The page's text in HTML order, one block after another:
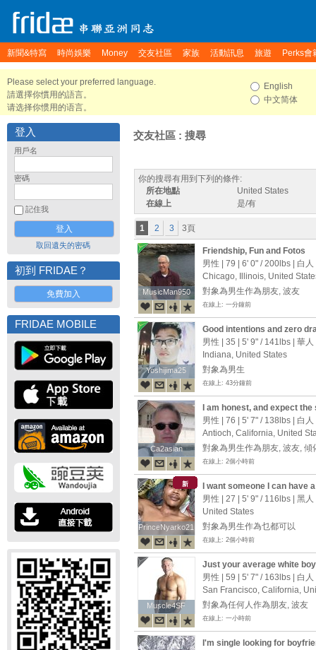
新聞&特寫 時尚娛樂 Money 交友社區 家族 活動訊息 旅遊 Perks會
Please select your preferred language.
請選擇你慣用的語言。
请选择你惯用的语言。
English
中文简体
登入
用戶名
密碼
記住我
取回遺失的密碼
初到 FRIDAE？
免費加入
FRIDAE MOBILE
交友社區 : 搜尋
你的搜尋有用到下列的條件:
所在地點
United States
在線上
是/有
1 2 3 3頁
MusicMan950
MusicMan950
Friendship, Fun and Fotos
男性 | 79 | 6' 0" /200lbs | 白人
Chicago, Illinois, United
對象為男生作為朋友, 波友
在線上: 一分鐘前
Yoshijima25
Yoshijima25
Good intentions and zero
男性 | 35 | 5' 9" / 141lbs | 華人
Indiana, United States
對象為男生
在線上: 43分鐘前
Ca2asian
Ca2asian
I am honest, and expect
男性 | 76 | 5' 7" / 138lbs | 白人
Antioch, California, United
對象為男生作為朋友, 波友, 傾
在線上: 2個小時前
PrinceNyarko21
PrinceNyarko21
新
I want someone I can have
send me a message and
男性 | 27 | 5' 9" / 116lbs | 黑人
United States
對象為男生作為乜都可以
在線上: 2個小時前
Muscle4SF
Muscle4SF
Just your average white
男性 | 59 | 5' 7" / 163lbs | 白人
San Francisco, California,
對象為任何人作為朋友, 波友
在線上: 一小時前
I'm single looking for